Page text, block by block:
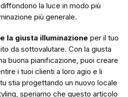
la luce in modo più
più generale.
la giusta illuminazione per il tuo
da sottovalutare. Con la giusta
buona pianificazione, puoi creare
i tuoi clienti a loro agio e li
stia progettando un nuovo locale
speriamo che questo articolo